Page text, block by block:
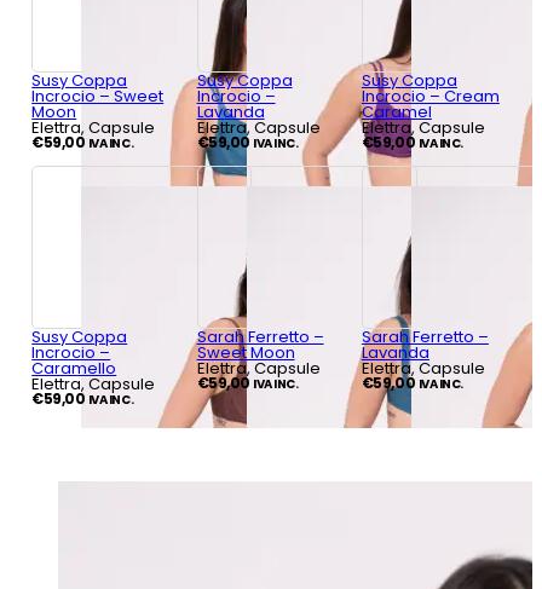
Susy Coppa
Incrocio – Sweet
Moon
Elettra, Capsule
€59,00 IVA INC.
Susy Coppa
Incrocio –
Lavanda
Elettra, Capsule
€59,00 IVA INC.
Susy Coppa
Incrocio – Cream
Caramel
Elettra, Capsule
€59,00 IVA INC.
Susy Coppa
Incrocio –
Caramello
Elettra, Capsule
€59,00 IVA INC.
Sarah Ferretto –
Sweet Moon
Elettra, Capsule
€59,00 IVA INC.
Sarah Ferretto –
Lavanda
Elettra, Capsule
€59,00 IVA INC.